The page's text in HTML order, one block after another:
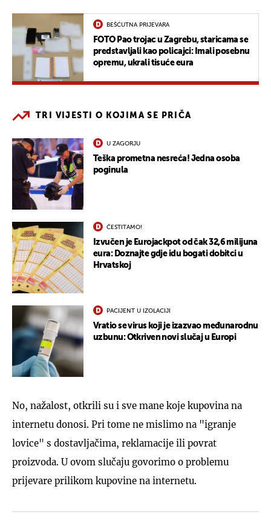
BEŠĆUTNA PRIJEVARA
FOTO Pao trojac u Zagrebu, staricama se
predstavljali kao policajci: Imali posebnu
opremu, ukrali tisuće eura
TRI VIJESTI O KOJIMA SE PRIČA
U ZAGORJU
Teška prometna nesreća! Jedna osoba
poginula
ČESTITAMO!
Izvučen je Eurojackpot od čak 32,6 milijuna
eura: Doznajte gdje idu bogati dobitci u
Hrvatskoj
PACIJENT U IZOLACIJI
Vratio se virus koji je izazvao međunarodnu
uzbunu: Otkriven novi slučaj u Europi
No, nažalost, otkrili su i sve mane koje kupovina na
internetu donosi. Pri tome ne mislimo na "igranje
lovice" s dostavljačima, reklamacije ili povrat
proizvoda. U ovom slučaju govorimo o problemu
prijevare prilikom kupovine na internetu.